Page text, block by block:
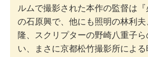
ルムで撮影された本作の監督は
の石原興で、他にも照明の林利
隆、スクリプターの野崎八重子
い、まさに京都松竹撮影所によ